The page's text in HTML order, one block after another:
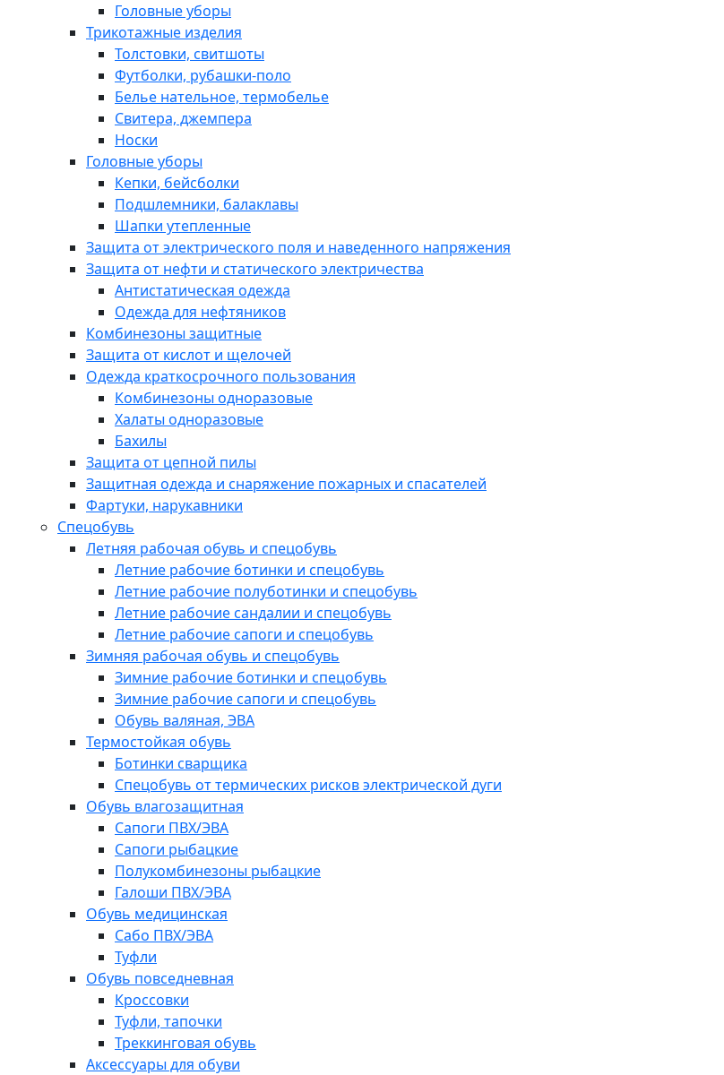
Головные уборы
Трикотажные изделия
Толстовки, свитшоты
Футболки, рубашки-поло
Белье нательное, термобелье
Свитера, джемпера
Носки
Головные уборы
Кепки, бейсболки
Подшлемники, балаклавы
Шапки утепленные
Защита от электрического поля и наведенного напряжения
Защита от нефти и статического электричества
Антистатическая одежда
Одежда для нефтяников
Комбинезоны защитные
Защита от кислот и щелочей
Одежда краткосрочного пользования
Комбинезоны одноразовые
Халаты одноразовые
Бахилы
Защита от цепной пилы
Защитная одежда и снаряжение пожарных и спасателей
Фартуки, нарукавники
Спецобувь
Летняя рабочая обувь и спецобувь
Летние рабочие ботинки и спецобувь
Летние рабочие полуботинки и спецобувь
Летние рабочие сандалии и спецобувь
Летние рабочие сапоги и спецобувь
Зимняя рабочая обувь и спецобувь
Зимние рабочие ботинки и спецобувь
Зимние рабочие сапоги и спецобувь
Обувь валяная, ЭВА
Термостойкая обувь
Ботинки сварщика
Спецобувь от термических рисков электрической дуги
Обувь влагозащитная
Сапоги ПВХ/ЭВА
Сапоги рыбацкие
Полукомбинезоны рыбацкие
Галоши ПВХ/ЭВА
Обувь медицинская
Сабо ПВХ/ЭВА
Туфли
Обувь повседневная
Кроссовки
Туфли, тапочки
Треккинговая обувь
Аксессуары для обуви